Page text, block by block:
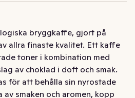
bryggkaffe, gjort på
allra finaste kvalitet. Ett kaffe
toner i kombination med
av choklad i doft och smak.
för att behålla sin nyrostade
av smaken och aromen, kopp